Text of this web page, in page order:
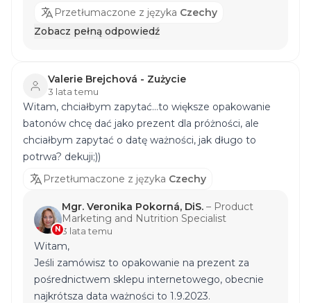
mlecznego, a zatem nie jest to produkt bez
wszystkie alergeny zgodnie z przepisami są
zakładka SKŁADNIKI w opisie każdego produktu i
oczywiście na opakowaniu produktu. W
przypadku poważniejszych problemów
zdrowotnych należy zawsze skonsultować się z
lekarzem lub specjalistą. Z poważaniem, Mgr.
Janka Jančíková
Przetłumaczone z języka Czechy
Zobacz pełną odpowiedź
Valerie Brejchová - Zużycie
3 lata temu
Witam, chciałbym zapytać...to większe opakowanie
batonów chcę dać jako prezent dla próżności, ale
chciałbym zapytać o datę ważności, jak długo to
potrwa? dekuji;))
Przetłumaczone z języka Czechy
N
Mgr. Veronika Pokorná, DiS. – Product
Marketing and Nutrition Specialist
3 lata temu
Witam,
Jeśli zamówisz to opakowanie na prezent za
pośrednictwem sklepu internetowego, obecnie
najkrótsza data ważności to 1.9.2023.